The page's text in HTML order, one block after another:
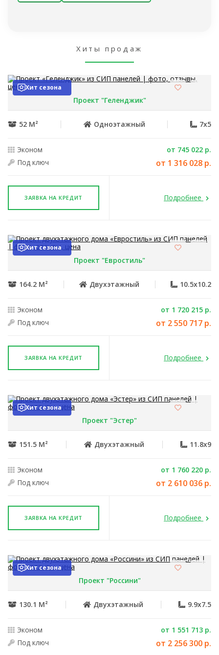
Хиты продаж
Хит сезона
Проект "Геленджик"
52 М² Одноэтажный 7x5
Эконом
от 745 022 р.
Под ключ
от 1 316 028 р.
ЗАЯВКА НА КРЕДИТ Подробнее
Хит сезона
Проект "Евростиль"
164.2 М² Двухэтажный 10.5x10.2
Эконом
от 1 720 215 р.
Под ключ
от 2 550 717 р.
ЗАЯВКА НА КРЕДИТ Подробнее
Хит сезона
Проект "Эстер"
151.5 М² Двухэтажный 11.8x9
Эконом
от 1 760 220 р.
Под ключ
от 2 610 036 р.
ЗАЯВКА НА КРЕДИТ Подробнее
Хит сезона
Проект "Россини"
130.1 М² Двухэтажный 9.9x7.5
Эконом
от 1 551 713 р.
Под ключ
от 2 256 300 р.